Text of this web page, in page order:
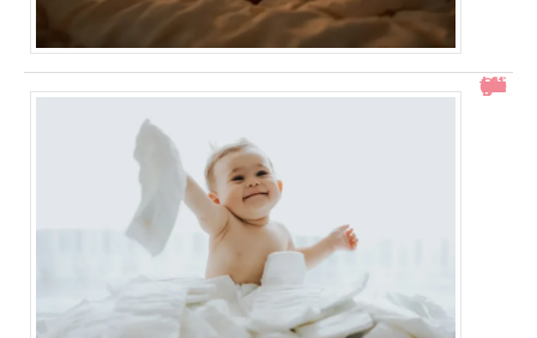
Comment gérer un bébé qui se retourne pendant le change ?